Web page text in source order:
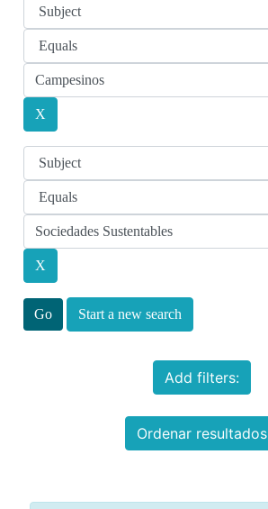
Start a new search
Add filters:
Ordenar resultados